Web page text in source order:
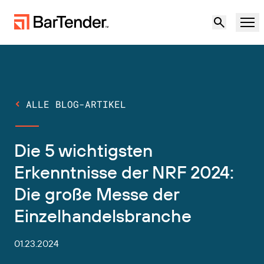
ETIKETTIERUNG, MARKIERUNG UND CODIERUNG
BarTender-Etikettierung
ETIKETTIERFUNKTIONEN
Gestalten
Lösungen
NACH ANWENDUNGSFALL
Produktion
Lager
Druckertreiber herunterladen
Partner
Partner werden
Support
Kostenlos
ALLE BLOG-ARTIKEL
Die 5 wichtigsten
Erkenntnisse der NRF 2024:
Die große Messe der
Einzelhandelsbranche
01.23.2024